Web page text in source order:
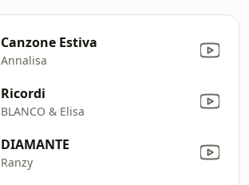
Canzone Estiva
Annalisa
Ricordi
BLANCO & Elisa
DIAMANTE
Ranzy